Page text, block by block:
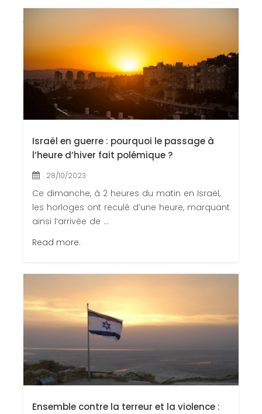
Congrès 2020
Israël en guerre : pourquoi le passage à
l’heure d’hiver fait polémique ?
28/10/2023
Ce dimanche, à 2 heures du matin en Israël,
les horloges ont reculé d’une heure, marquant
ainsi l’arrivée de ...
Read more.
Ensemble contre la terreur et la violence :